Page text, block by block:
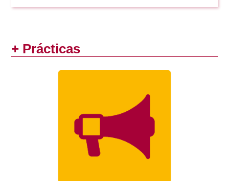
+ Prácticas